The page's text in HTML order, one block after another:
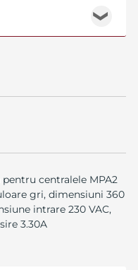
❯
centralele MPA2
gri, dimensiuni 360
intrare 230 VAC,
3.30A